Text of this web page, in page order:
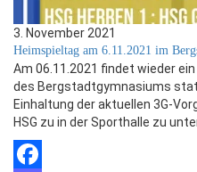
3. November 2021
Heimspieltag am 6.11.2021 im
Am 06.11.2021 findet wieder
des Bergstadtgymnasiums
Einhaltung der aktuellen 3G-
HSG zu in der Sporthalle zu